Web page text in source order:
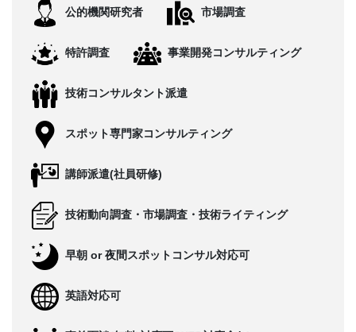
公的機関研究者 市場調査
特許調査 事業開発コンサルティング
技術コンサルタント派遣
スポット専門家コンサルティング
講師派遣(社員研修)
技術動向調査・市場調査・技術ライティング
早朝 or 夜間スポットコンサル対応可
英語対応可